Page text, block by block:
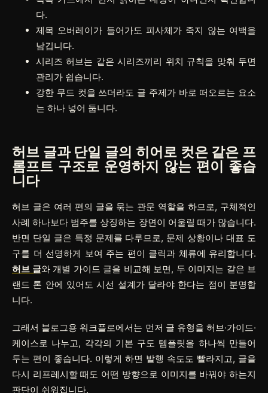
다.
제목 오버레이가 들어가도 피사체가 죽지 않는 여백을
남깁니다.
시리즈 허브는 같은 시리즈끼리 위치 규칙을 맞춰 두면
관리가 쉽습니다.
강한 무드 컷을 쓰더라도 글 주제가 바로 떠오르는 요소
는 하나 넣어 둡니다.
허브 글과 단일 글의 히어로 컷은 같은 프
롬프트 구조로 운영하지 않는 편이 좋습
니다
허브 글은 여러 편의 글을 묶는 관문 역할을 하므로, 구체적인
사례 하나보다 범주를 상징하는 장면이 어울릴 때가 많습니다.
반면 단일 글은 특정 문제를 다루므로, 문제 상황이나 대표 도
구를 더 선명하게 보여 주는 편이 클릭과 체류에 유리합니다.
허브 글와 개별 가이드 글을 비교해 보면, 두 이미지는 같은 브
랜드 톤 안에 있어도 시선 설계가 달라야 한다는 점이 분명합
니다.
그래서 블로그용 워크플로에서는 먼저 글 유형을 허브·가이드·
케이스로 나누고, 각각의 기본 구도 템플릿을 하나씩 만들어
두는 편이 좋습니다. 이렇게 하면 발행 속도도 빨라지고, 글을
다시 리프레시할 때도 어떤 방향으로 이미지를 바꿔야 하는지
판단이 쉬워집니다.